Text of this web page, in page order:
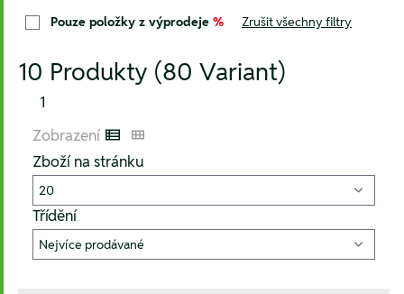
Pouze položky z výprodeje % Zrušit všechny filtry
10 Produkty (80 Variant)
1
Zobrazení Listenansicht
Kachelansicht
Zboží na stránku
Třídění